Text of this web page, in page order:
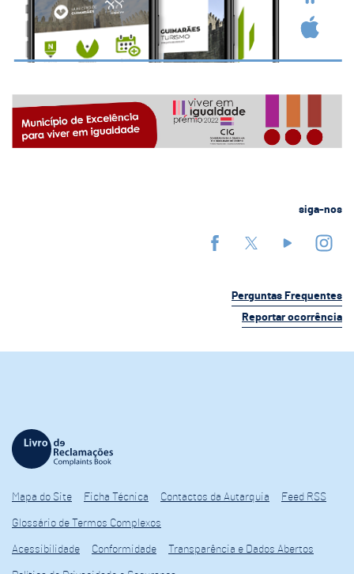
siga-nos
Perguntas Frequentes
Reportar ocorrência
Mapa do Site Ficha Técnica Contactos da Autarquia Feed RSS
Glossário de Termos Complexos
Acessibilidade Conformidade Transparência e Dados Abertos